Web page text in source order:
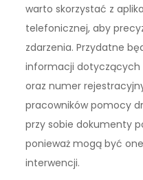
warto skorzystać z
telefonicznej, aby
zdarzenia. Przydatne
informacji dotyczących
oraz numer
pracowników pomocy
przy sobie dokumenty
ponieważ mogą być
interwencji.